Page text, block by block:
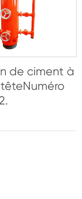
de ciment à